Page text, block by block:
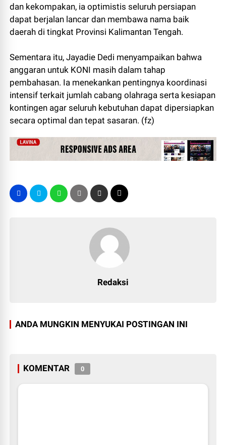
dan kekompakan, ia optimistis seluruh persiapan
dapat berjalan lancar dan membawa nama baik
daerah di tingkat Provinsi Kalimantan Tengah.
Sementara itu, Jayadie Dedi menyampaikan bahwa
anggaran untuk KONI masih dalam tahap
pembahasan. Ia menekankan pentingnya koordinasi
intensif terkait jumlah cabang olahraga serta kesiapan
kontingen agar seluruh kebutuhan dapat dipersiapkan
secara optimal dan tepat sasaran. (fz)
Redaksi
ANDA MUNGKIN MENYUKAI POSTINGAN INI
KOMENTAR 0